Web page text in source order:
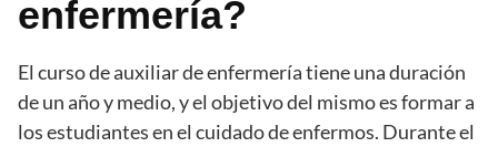
enfermería?
El curso de auxiliar de enfermería tiene una duración
de un año y medio, y el objetivo del mismo es formar a
los estudiantes en el cuidado de enfermos. Durante el